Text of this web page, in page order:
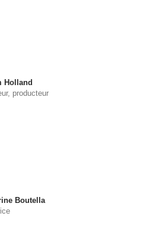
Holland
producteur
Boutella